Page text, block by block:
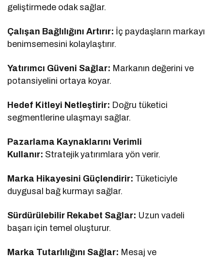
geliştirmede odak sağlar.
Çalışan Bağlılığını Artırır: İç paydaşların markayı
benimsemesini kolaylaştırır.
Yatırımcı Güveni Sağlar: Markanın değerini ve
potansiyelini ortaya koyar.
Hedef Kitleyi Netleştirir: Doğru tüketici
segmentlerine ulaşmayı sağlar.
Pazarlama Kaynaklarını Verimli
Kullanır: Stratejik yatırımlara yön verir.
Marka Hikayesini Güçlendirir: Tüketiciyle
duygusal bağ kurmayı sağlar.
Sürdürülebilir Rekabet Sağlar: Uzun vadeli
başarı için temel oluşturur.
Marka Tutarlılığını Sağlar: Mesaj ve